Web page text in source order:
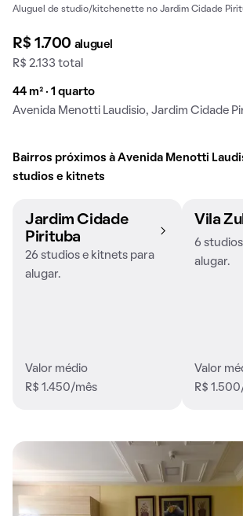
Aluguel de studio/kitchenette no Jardim Cidade
R$ 1.700 aluguel
R$ 2.133 total
44 m² · 1 quarto
Avenida Menotti Laudisio, Jardim Cidade
Bairros próximos à Avenida Menotti
studios e kitnets
Jardim Cidade
Pirituba
26 studios e kitnets para
alugar.
Valor médio
R$ 1.450/mês
Vila
6
alugar.
Valor
R$